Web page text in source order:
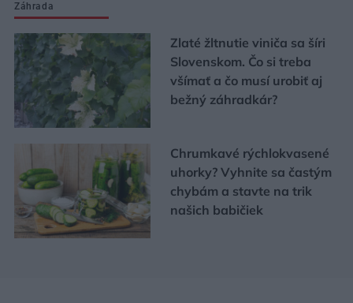
Záhrada
Zlaté žltnutie viniča sa šíri
Slovenskom. Čo si treba
všímať a čo musí urobiť aj
bežný záhradkár?
Chrumkavé rýchlokvasené
uhorky? Vyhnite sa častým
chybám a stavte na trik
našich babičiek